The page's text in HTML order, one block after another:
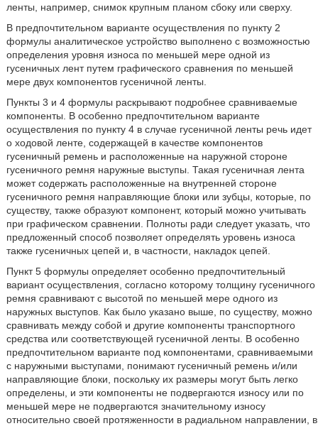
ленты, например, снимок крупным планом сбоку или сверху.
В предпочтительном варианте осуществления по пункту 2
формулы аналитическое устройство выполнено с возможностью
определения уровня износа по меньшей мере одной из
гусеничных лент путем графического сравнения по меньшей
мере двух компонентов гусеничной ленты.
Пункты 3 и 4 формулы раскрывают подробнее сравниваемые
компоненты. В особенно предпочтительном варианте
осуществления по пункту 4 в случае гусеничной ленты речь идет
о ходовой ленте, содержащей в качестве компонентов
гусеничный ремень и расположенные на наружной стороне
гусеничного ремня наружные выступы. Такая гусеничная лента
может содержать расположенные на внутренней стороне
гусеничного ремня направляющие блоки или зубцы, которые, по
существу, также образуют компонент, который можно учитывать
при графическом сравнении. Полноты ради следует указать, что
предложенный способ позволяет определять уровень износа
также гусеничных цепей и, в частности, накладок цепей.
Пункт 5 формулы определяет особенно предпочтительный
вариант осуществления, согласно которому толщину гусеничного
ремня сравнивают с высотой по меньшей мере одного из
наружных выступов. Как было указано выше, по существу, можно
сравнивать между собой и другие компоненты транспортного
средства или соответствующей гусеничной ленты. В особенно
предпочтительном варианте под компонентами, сравниваемыми
с наружными выступами, понимают гусеничный ремень и/или
направляющие блоки, поскольку их размеры могут быть легко
определены, и эти компоненты не подвергаются износу или по
меньшей мере не подвергаются значительному износу
относительно своей протяженности в радиальном направлении, в